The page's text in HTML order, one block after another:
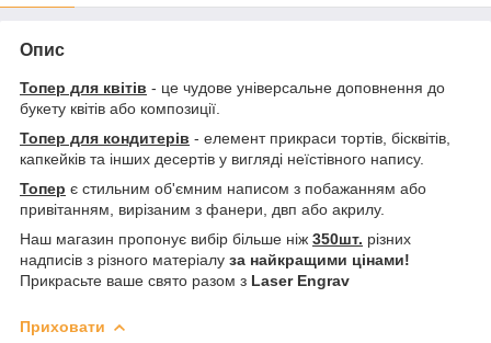
Опис
Топер для квітів - це чудове універсальне доповнення до
букету квітів або композиції.
Топер для кондитерів - елемент прикраси тортів, бісквітів,
капкейків та інших десертів у вигляді неїстівного напису.
Топер є стильним об'ємним написом з побажанням або
привітанням, вирізаним з фанери, двп або акрилу.
Наш магазин пропонує вибір більше ніж 350шт. різних
надписів з різного матеріалу за найкращими цінами!
Прикрасьте ваше свято разом з Laser Engrav
Приховати